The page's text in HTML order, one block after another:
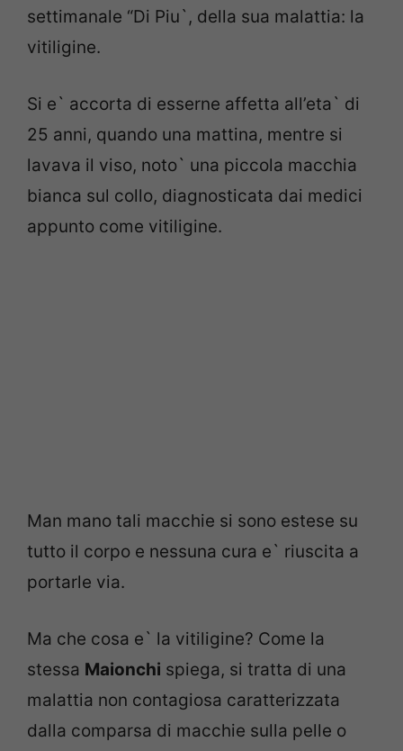
settimanale “Di Piu`, della sua malattia: la
vitiligine.
Si e` accorta di esserne affetta all’eta` di
25 anni, quando una mattina, mentre si
lavava il viso, noto` una piccola macchia
bianca sul collo, diagnosticata dai medici
appunto come vitiligine.
Man mano tali macchie si sono estese su
tutto il corpo e nessuna cura e` riuscita a
portarle via.
Ma che cosa e` la vitiligine? Come la
stessa Maionchi spiega, si tratta di una
malattia non contagiosa caratterizzata
dalla comparsa di macchie sulla pelle o